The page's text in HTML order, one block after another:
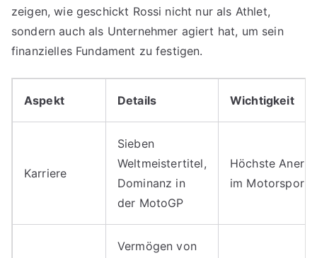
zeigen, wie geschickt Rossi nicht nur als Athlet,
sondern auch als Unternehmer agiert hat, um sein
finanzielles Fundament zu festigen.
Aspekt Details Wichtigkeit
Karriere
Sieben
Weltmeistertitel,
Dominanz in
der MotoGP
Höchste
im Motorsport
Vermögen von